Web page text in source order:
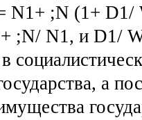
N1+ ;N (1+ D1/
;N/ N1, и D1/
а